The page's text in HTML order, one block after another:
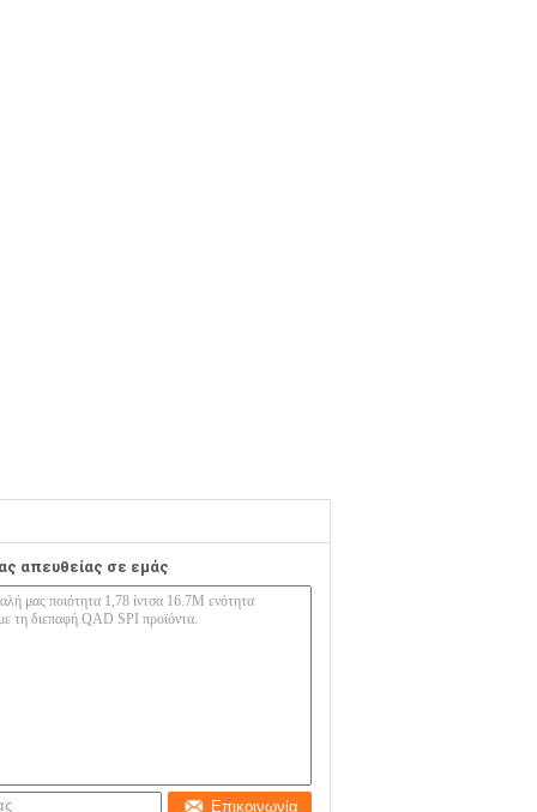
απευθείας σε εμάς
Επικοινωνία